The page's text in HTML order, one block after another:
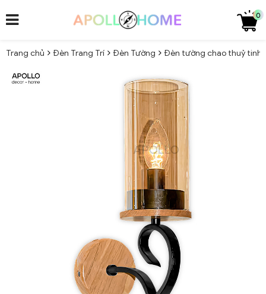
0
Trang chủ Đèn Trang Trí Đèn Tường Đèn tường chao thuỷ tinh